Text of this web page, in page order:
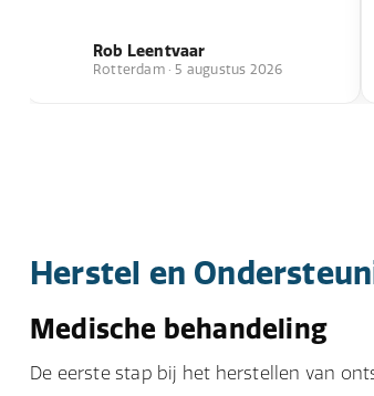
Rob Leentvaar
Rotterdam · 5 augustus 2026
Herstel en
Medische behandeling
De eerste stap bij het herstellen van